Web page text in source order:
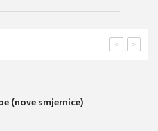
>
<
(nove smjernice)